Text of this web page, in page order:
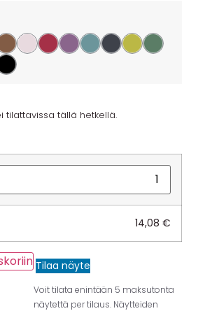
tilattavissa tällä hetkellä.
14,08€
Tilaa näyte
Voit tilata enintään 5 maksutonta
näytettä per tilaus. Näytteiden